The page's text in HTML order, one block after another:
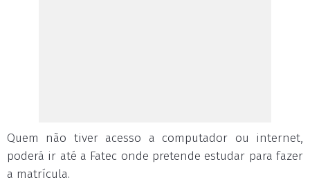
Quem não tiver acesso a computador ou internet,
poderá ir até a Fatec onde pretende estudar para fazer
a matrícula.